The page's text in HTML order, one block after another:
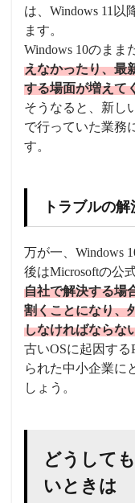
は、Windows 11以
ます。
Windows 10のまま
えなかったり、最
する場面が増えて
そうなると、新し
で行っていた業務
す。
トラブルの
万が一、Windows
後はMicrosoftの公
自社で解決する場
割くことになり、
しなければならな
古いOSに起因す
られた中小企業に
しょう。
どうして
いときは